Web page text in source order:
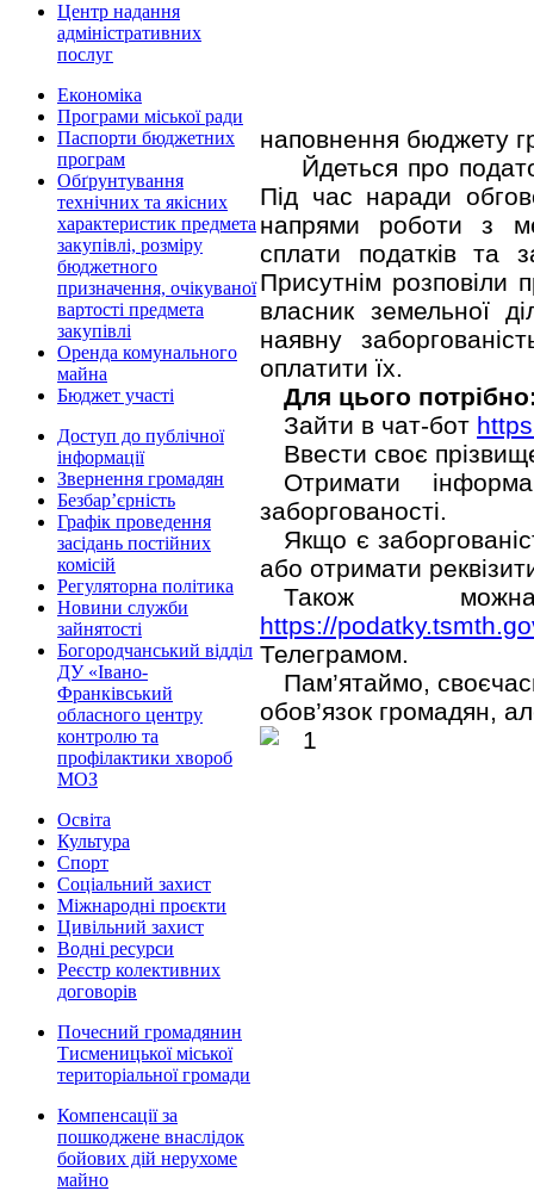
Центр надання
адміністративних
послуг
Економіка
Програми міської ради
Паспорти бюджетних
програм
Обґрунтування
технічних та якісних
характеристик предмета
закупівлі, розміру
бюджетного
призначення, очікуваної
вартості предмета
закупівлі
Оренда комунального
майна
Бюджет участі
Доступ до публічної
інформації
Звернення громадян
Безбар’єрність
Графік проведення
засідань постійних
комісій
Регуляторна політика
Новини служби
зайнятості
Богородчанський відділ
ДУ «Івано-
Франківський
обласного центру
контролю та
профілактики хвороб
МОЗ
Освіта
Культура
Спорт
Соціальний захист
Міжнародні проєкти
Цивільний захист
Водні ресурси
Реєстр колективних
договорів
Почесний громадянин
Тисменицької міської
територіальної громади
Компенсації за
пошкоджене внаслідок
бойових дій нерухоме
майно
наповнення бюджету
Йдеться про
Під час наради
напрями роботи з
сплати податків та
Присутнім розповіли
власник земельної
наявну
оплатити їх.
Для цього
Зайти в чат-бот
Ввести своє
Отримати
заборгованості.
Якщо є
або отримати
Також
https://
Телеграмом.
Пам’ятаймо,
обов’язок громадян,